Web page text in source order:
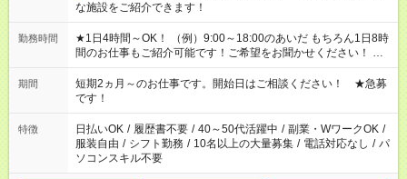
な施設をご紹介できます！
勤務時間
★1日4時間～OK！ （例）9:00～18:00のあいだ もちろん1日8時
間のお仕事もご紹介可能です！ご希望をお聞かせください！ ★
家庭の都合でお休みが必要な場合も遠慮なくご相談ください。
※週最低15時間以上の勤務が必要です
期間
短期2ヵ月～のお仕事です。開始日はご相談ください！ ★急募
です！
特徴 日払いOK / 履歴書不要 / 40～50代活躍中 / 副業・WワークOK /
服装自由 / シフト勤務 / 10名以上の大量募集 / 電話対応なし / パ
ソコンスキル不要